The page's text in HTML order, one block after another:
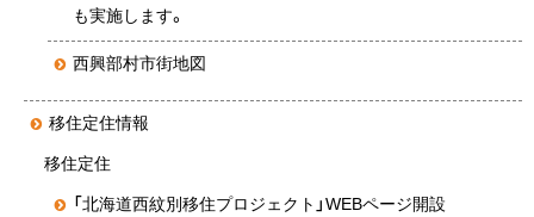
も実施します。
西興部村市街地図
移住定住情報
移住定住
「北海道西紋別移住プロジェクト」WEBページ開設